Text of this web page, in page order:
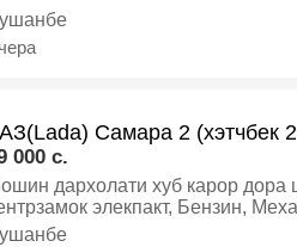
ХУҶҶАТО СОЛОНА ‼️, Газ-
Самара 2 (хэтчбек
000 c.
дархолати хуб карор дора
элекпакт, Бензин,